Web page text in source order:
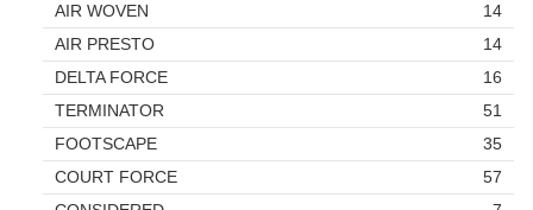
AIR WOVEN
14
AIR PRESTO
14
DELTA FORCE
16
TERMINATOR
51
FOOTSCAPE
35
COURT FORCE
57